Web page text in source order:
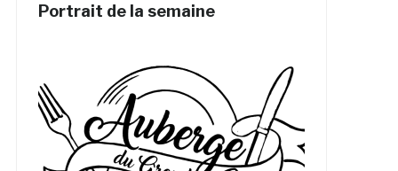
Portrait de la semaine